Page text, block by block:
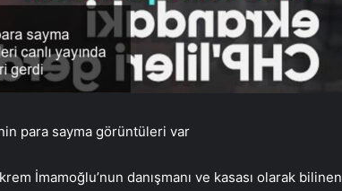
para sayma görüntüleri var
İmamoğlu’nun danışmanı ve kasası olarak bilinen